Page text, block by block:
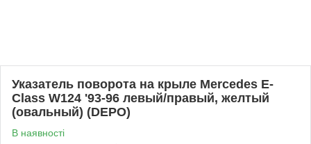
Указатель поворота на крыле Mercedes E-
Class W124 '93-96 левый/правый, желтый
(овальный) (DEPO)
В наявності